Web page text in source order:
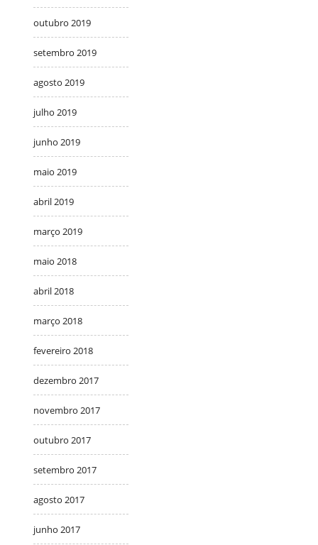
outubro 2019
setembro 2019
agosto 2019
julho 2019
junho 2019
maio 2019
abril 2019
março 2019
maio 2018
abril 2018
março 2018
fevereiro 2018
dezembro 2017
novembro 2017
outubro 2017
setembro 2017
agosto 2017
junho 2017